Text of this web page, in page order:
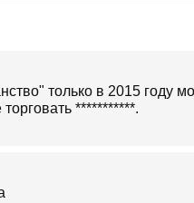
только в 2015 году
***********.